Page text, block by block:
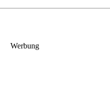
Werbung